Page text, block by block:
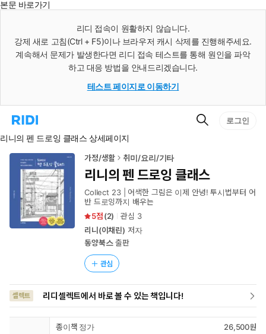
본문 바로가기
리디 접속이 원활하지 않습니다.
강제 새로 고침(Ctrl + F5)이나 브라우저 캐시 삭제를 진행해주세요.
계속해서 문제가 발생한다면 리디 접속 테스트를 통해 원인을 파악
하고 대응 방법을 안내드리겠습니다.
테스트 페이지로 이동하기
리
홈
로
검
로그인
리니의 펜 드로잉 클래스 상세페이지
가정/생활 취미/요리/기타
리니의 펜 드로잉 클래스
Collect 23 | 어색한 그림은 이제 안녕! 투시법부터 어
반 드로잉까지 배우는
5
(2) 관심 3
리니(이채린) 저자
동양북스출판
관심
셀렉트 리디셀렉트에서 바로 볼 수 있는 책입니다!
종이책 정가
26,500원